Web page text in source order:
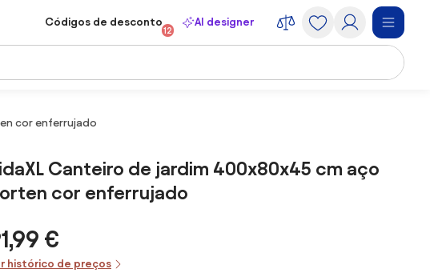
Códigos de desconto
12
AI designer
cor enferrujado
Canteiro de jardim 400x80x45 cm aço
cor enferrujado
€
histórico de preços